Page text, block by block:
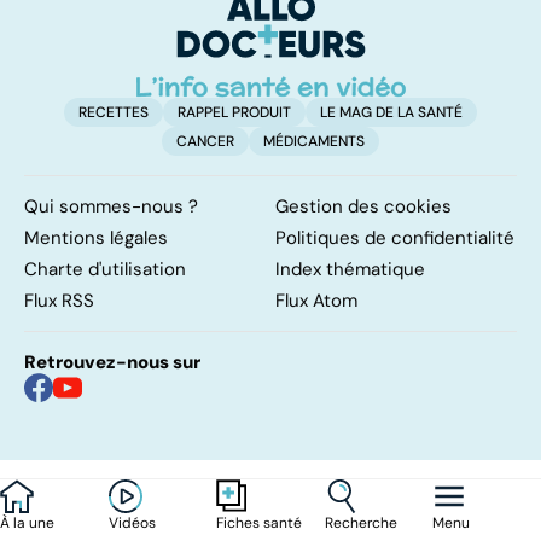
À la une Vidéos Fiches santé Recherche Menu
RECETTES RAPPEL PRODUIT
LE MAG DE LA SANTÉ
CANCER
MÉDICAMENTS
Qui sommes-nous ?
Gestion des cookies
Mentions légales
Politiques de confidentialité
Charte d'utilisation
Index thématique
Flux RSS
Flux Atom
Retrouvez-nous sur